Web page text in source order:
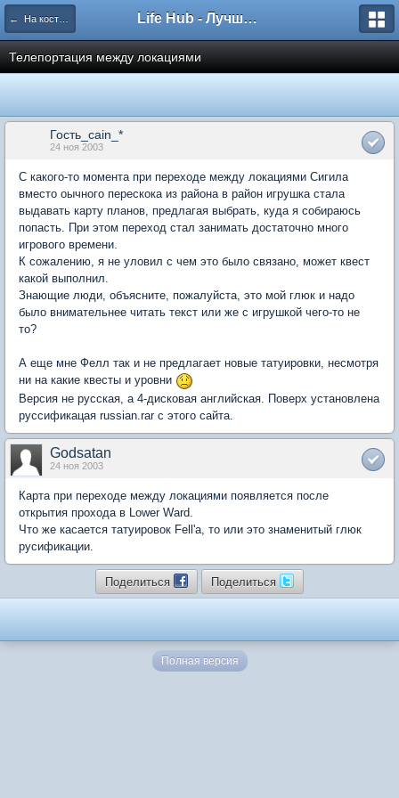
← На костях Безымянного Life Hub - Лучшие компьютерные игры мира
Телепортация между локациями
Гость_cain_*
24 ноя 2003
С какого-то момента при переходе между локациями Сигила
вместо оычного перескока из района в район игрушка стала
выдавать карту планов, предлагая выбрать, куда я собираюсь
попасть. При этом переход стал занимать достаточно много
игрового времени.
К сожалению, я не уловил с чем это было связано, может квест
какой выполнил.
Знающие люди, объясните, пожалуйста, это мой глюк и надо
было внимательнее читать текст или же с игрушкой чего-то не
то?
А еще мне Фелл так и не предлагает новые татуировки, несмотря
ни на какие квесты и уровни
Версия не русская, а 4-дисковая английская. Поверх установлена
руссификацая russian.rar с этого сайта.
Godsatan
24 ноя 2003
Карта при переходе между локациями появляется после
открытия прохода в Lower Ward.
Что же касается татуировок Fell'а, то или это знаменитый глюк
русификации.
Поделиться Поделиться
Полная версия